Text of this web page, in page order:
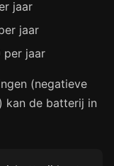
jaar
jaar
jaar
(negatieve
kan de batterij in